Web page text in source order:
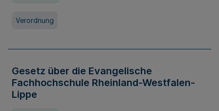
Verordnung
Gesetz über die Evangelische
Fachhochschule Rheinland-Westfalen-
Lippe